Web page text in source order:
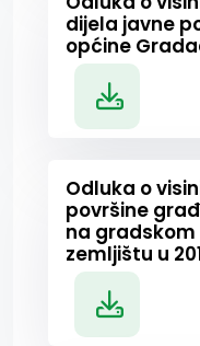
dijela javne
općine
Odluka o
površine
na
zemljištu u